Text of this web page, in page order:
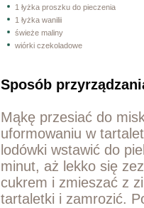
1 łyżka proszku do pieczenia
1 łyżka wanilii
świeże maliny
wiórki czekoladowe
Sposób
Mąkę przesiać do
uformowaniu w
lodówki wstawić do
minut, aż lekko się
cukrem i zmieszać z
tartaletki i zamrozić.